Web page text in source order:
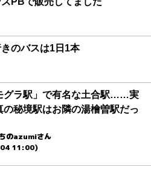
のバスは1日1本
グラ駅」で有名な土合駅……実
の秘境駅はお隣の湯檜曽駅だっ
のazumiさん
11:00)